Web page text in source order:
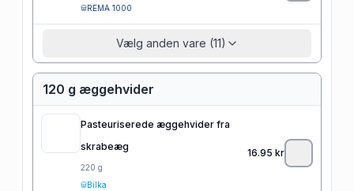
REMA 1000
Vælg anden vare (11)
120 g æggehvider
Pasteuriserede æggehvider fra
skrabeæg
220 g
Bilka
16.95 kr